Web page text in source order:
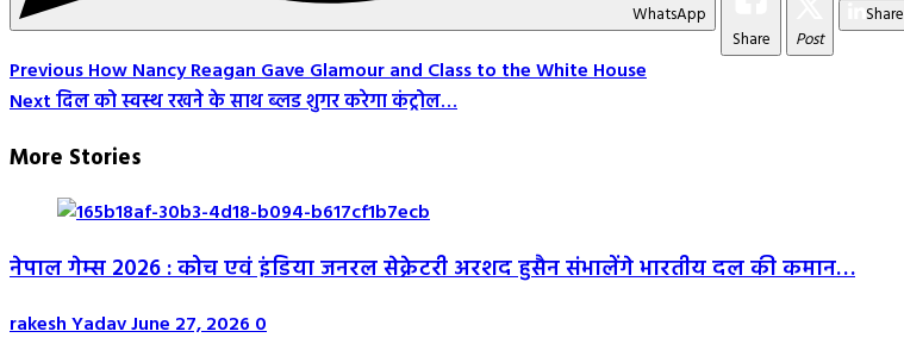
WhatsApp
Share
Post
Share
Post
Navigation
PreviousHow Nancy Reagan Gave Glamour and Class to the White House
Nextदिल को स्वस्थ रखने के साथ ब्लड शुगर करेगा कंट्रोल…
More Stories
नेपाल गेम्स 2026 : कोच एवं इंडिया जनरल सेक्रेटरी अरशद हुसैन संभालेंगे भारतीय दल की कमान…
rakesh YadavJune 27, 20260